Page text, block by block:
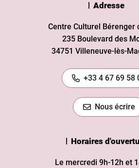
Adresse
Centre Culturel Bérenger
235 Boulevard des
34751 Villeneuve-lès-
+33 4 67 69 58
Nous écrire
Horaires
Le mercredi 9h-12h et